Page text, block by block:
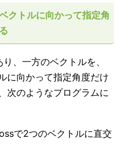
クトルに向かって指定角
、一方のベクトルを、
に向かって指定角度だけ
次のようなプログラムに
で2つのベクトルに直交